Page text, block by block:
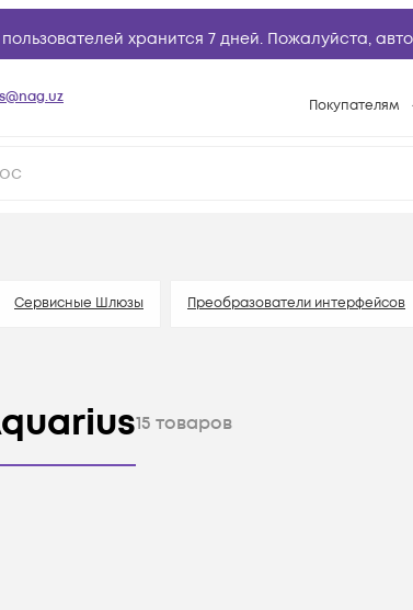
хранится 7 дней. Пожалуйста,
Покупателям
Техническая
Сервисные Шлюзы Преобразователи интерфейсов
15 товаров